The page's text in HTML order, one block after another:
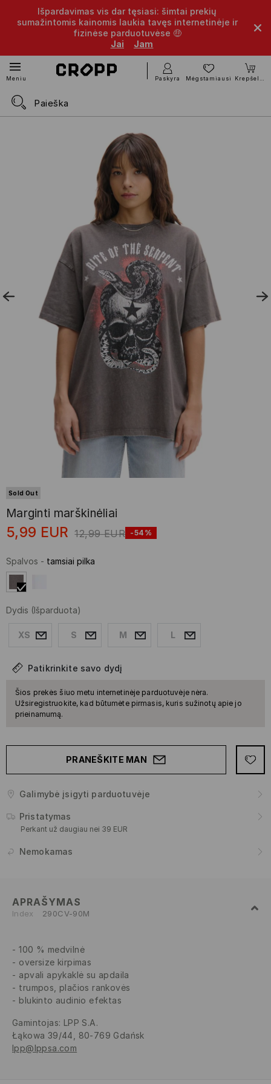
Išpardavimas vis dar tęsiasi: šimtai prekių
sumažintomis kainomis laukia tavęs internetinėje ir
fizinėse parduotuvėse 🤑
Jai
Jam
Meniu Paskyra Mėgstamiausi Krepšelis
Sold Out
Marginti marškinėliai
5,99 EUR 12,99 EUR -54%
Spalvos - tamsiai pilka
Dydis (Išparduota)
XS S M L
Patikrinkite savo dydį
Šios prekės šiuo metu internetinėje parduotuvėje nėra.
Užsiregistruokite, kad būtumėte pirmasis, kuris sužinotų apie jo
prieinamumą.
PRANEŠKITE MAN
Galimybė įsigyti parduotuvėje
Pristatymas
Perkant už daugiau nei 39 EUR
Nemokamas
APRAŠYMAS
Index 290CV-90M
100 % medvilnė
oversize kirpimas
apvali apykaklė su apdaila
trumpos, plačios rankovės
blukinto audinio efektas
Gamintojas: LPP S.A.
Łąkowa 39/44, 80-769 Gdańsk
lpp@lppsa.com